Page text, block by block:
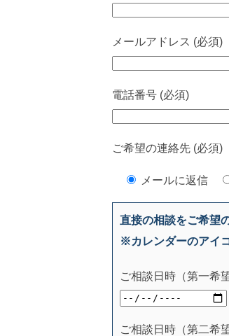
メールアドレス (必須)
電話番号 (必須)
ご希望の連絡先 (必須)
メールに返信
直接の相談をご希望
※カレンダーのアイ
ご相談日時（第一希望
ご相談日時（第二希望